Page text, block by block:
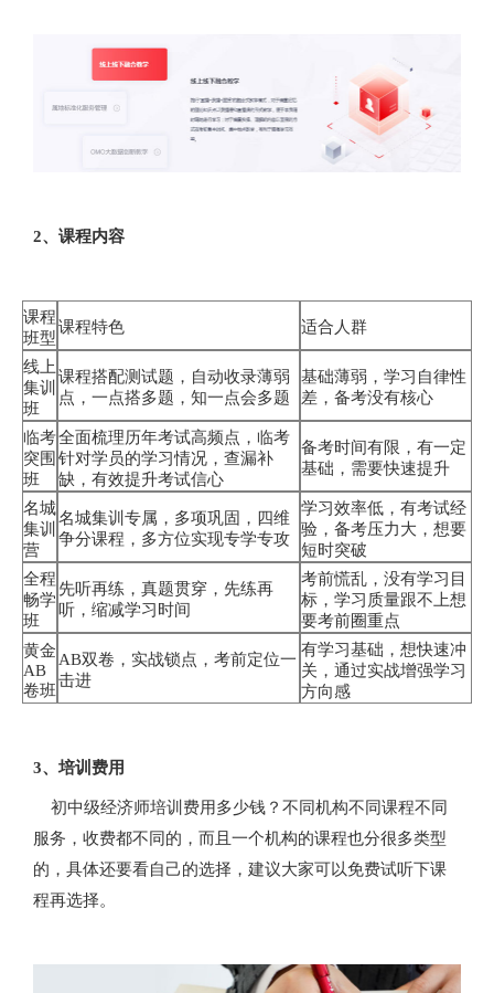
2、课程内容
课程
班型
课程特色 适合人群
线上
集训
班
课程搭配测试题，自动收录薄弱
点，一点搭多题，知一点会多题
基础薄弱，学习自律性
差，备考没有核心
临考
突围
班
全面梳理历年考试高频点，临考
针对学员的学习情况，查漏补
缺，有效提升考试信心
备考时间有限，有一定
基础，需要快速提升
名城
集训
营
名城集训专属，多项巩固，四维
争分课程，多方位实现专学专攻
学习效率低，有考试经
验，备考压力大，想要
短时突破
全程
畅学
班
先听再练，真题贯穿，先练再
听，缩减学习时间
考前慌乱，没有学习目
标，学习质量跟不上想
要考前圈重点
黄金
AB
卷班
AB双卷，实战锁点，考前定位一
击进
有学习基础，想快速冲
关，通过实战增强学习
方向感
3、培训费用
初中级经济师培训费用多少钱？不同机构不同课程不同
服务，收费都不同的，而且一个机构的课程也分很多类型
的，具体还要看自己的选择，建议大家可以免费试听下课
程再选择。